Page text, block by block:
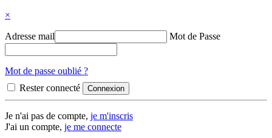
×
Adresse mail Mot de Passe
Mot de passe oublié ?
Rester connecté
Je n'ai pas de compte, je m'inscris
J'ai un compte, je me connecte